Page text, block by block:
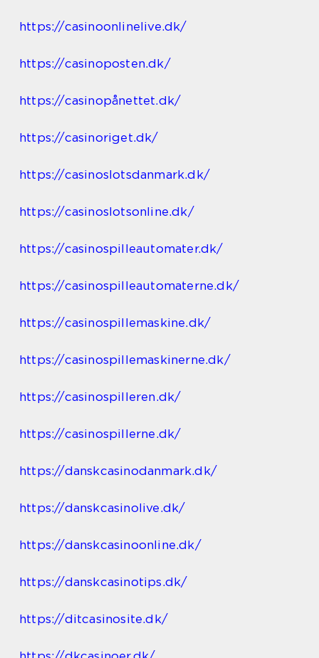
https://casinoonlinelive.dk/
https://casinoposten.dk/
https://casinopånettet.dk/
https://casinoriget.dk/
https://casinoslotsdanmark.dk/
https://casinoslotsonline.dk/
https://casinospilleautomater.dk/
https://casinospilleautomaterne.dk/
https://casinospillemaskine.dk/
https://casinospillemaskinerne.dk/
https://casinospilleren.dk/
https://casinospillerne.dk/
https://danskcasinodanmark.dk/
https://danskcasinolive.dk/
https://danskcasinoonline.dk/
https://danskcasinotips.dk/
https://ditcasinosite.dk/